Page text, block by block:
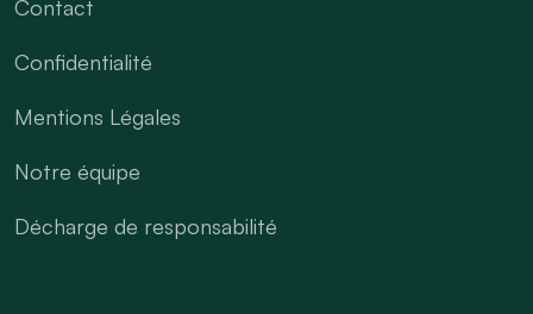
Contact
Confidentialité
Mentions Légales
Notre équipe
Décharge de responsabilité